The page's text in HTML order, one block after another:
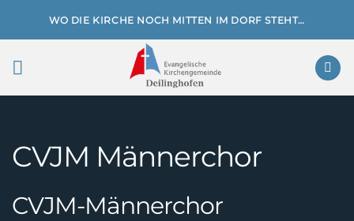
WO DIE KIRCHE NOCH MITTEN IM DORF STEHT…
CVJM Männerchor
CVJM-Männerchor